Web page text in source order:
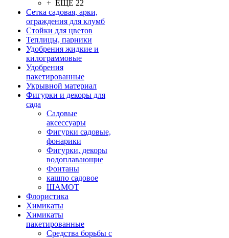
+ ЕЩЕ 22
Сетка садовая, арки,
ограждения для клумб
Стойки для цветов
Теплицы, парники
Удобрения жидкие и
килограммовые
Удобрения
пакетированные
Укрывной материал
Фигурки и декоры для
сада
Садовые
аксессуары
Фигурки садовые,
фонарики
Фигурки, декоры
водоплавающие
Фонтаны
кашпо садовое
ШАМОТ
Флористика
Химикаты
Химикаты
пакетированные
Средства борьбы с